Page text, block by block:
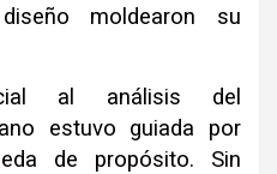
moldearon su
al análisis del
estuvo guiada por
de propósito. Sin